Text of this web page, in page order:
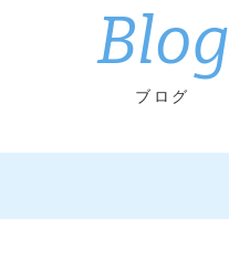
Blog
ブログ